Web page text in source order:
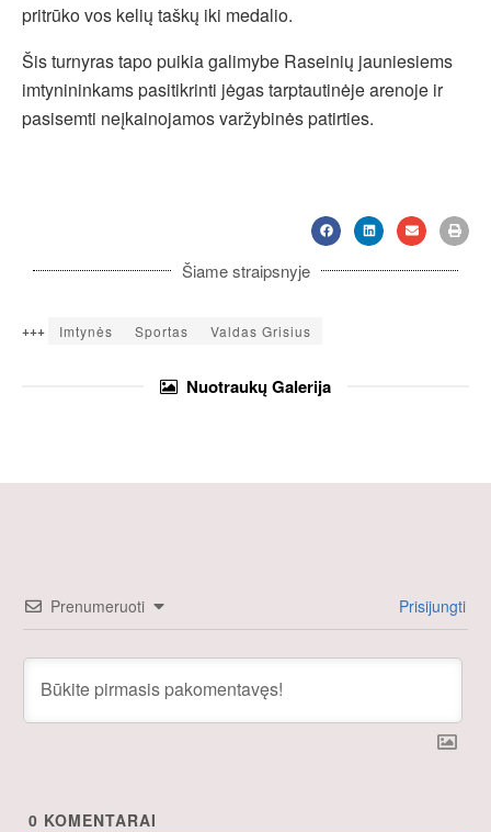
pritrūko vos kelių taškų iki medalio.
Šis turnyras tapo puikia galimybe Raseinių jauniesiems
imtynininkams pasitikrinti jėgas tarptautinėje arenoje ir
pasisemti neįkainojamos varžybinės patirties.
Šiame straipsnyje
+++ Imtynės Sportas Valdas Grisius
NuotraukųGalerija
Prenumeruoti Prisijungti
0 KOMENTARAI